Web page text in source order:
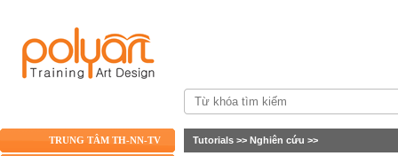
TRUNG TÂM TH-NN-TV Tutorials >> Nghiên cứu >>